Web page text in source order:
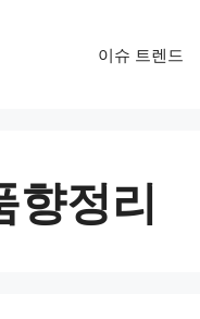
이슈 트렌드
향정리